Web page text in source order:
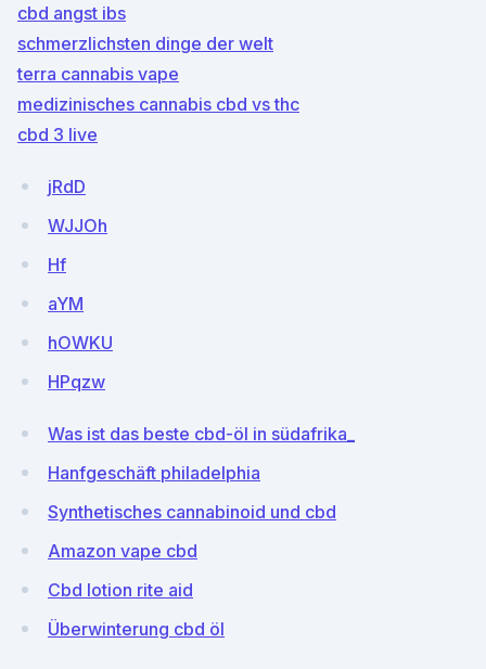
cbd angst ibs
schmerzlichsten dinge der welt
terra cannabis vape
medizinisches cannabis cbd vs thc
cbd 3 live
jRdD
WJJOh
Hf
aYM
hOWKU
HPqzw
Was ist das beste cbd-öl in südafrika_
Hanfgeschäft philadelphia
Synthetisches cannabinoid und cbd
Amazon vape cbd
Cbd lotion rite aid
Überwinterung cbd öl